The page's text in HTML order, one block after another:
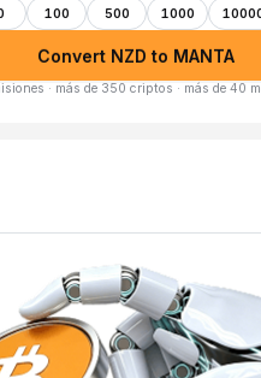
100 500 1000
Convert NZD to MANTA
· más de 350 criptos · más de 40